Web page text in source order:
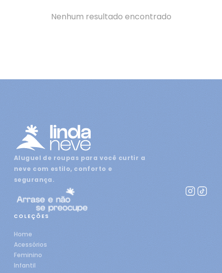
Nenhum resultado encontrado
Aluguel de roupas para você curtir a
neve com estilo, conforto e
segurança.
COLEÇÕES
Home
Acessórios
Feminino
Infantil